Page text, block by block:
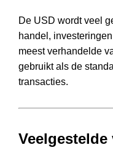
De USD wordt veel
handel,
meest verhandelde
gebruikt als de
transacties.
Veelgestelde